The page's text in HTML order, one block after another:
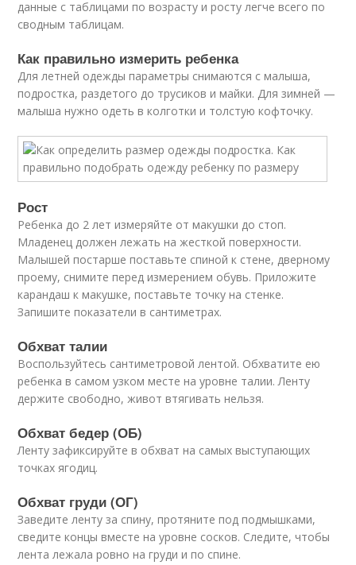
данные с таблицами по возрасту и росту легче всего по
сводным таблицам.
Как правильно измерить ребенка
Для летней одежды параметры снимаются с малыша,
подростка, раздетого до трусиков и майки. Для зимней —
малыша нужно одеть в колготки и толстую кофточку.
Рост
Ребенка до 2 лет измеряйте от макушки до стоп.
Младенец должен лежать на жесткой поверхности.
Малышей постарше поставьте спиной к стене, дверному
проему, снимите перед измерением обувь. Приложите
карандаш к макушке, поставьте точку на стенке.
Запишите показатели в сантиметрах.
Обхват талии
Воспользуйтесь сантиметровой лентой. Обхватите ею
ребенка в самом узком месте на уровне талии. Ленту
держите свободно, живот втягивать нельзя.
Обхват бедер (ОБ)
Ленту зафиксируйте в обхват на самых выступающих
точках ягодиц.
Обхват груди (ОГ)
Заведите ленту за спину, протяните под подмышками,
сведите концы вместе на уровне сосков. Следите, чтобы
лента лежала ровно на груди и по спине.